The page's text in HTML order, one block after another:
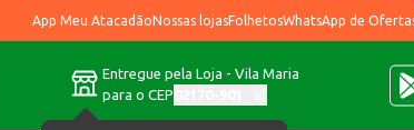
App Meu AtacadãoNossas lojasFolhetosWhatsApp de
Entregue pela Loja - Vila Maria
para o CEP